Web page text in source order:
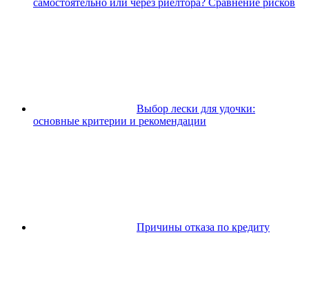
Выбор лески для удочки:
основные критерии и рекомендации
Причины отказа по кредиту